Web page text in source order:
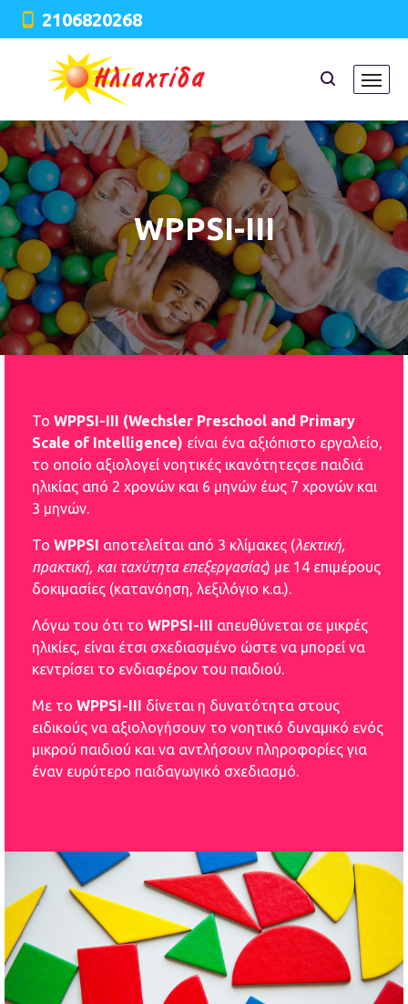
2106820268
WPPSI-III
Το WPPSI-III (Wechsler Preschool and Primary
Scale of Intelligence) είναι ένα αξιόπιστο εργαλείο,
το οποίο αξιολογεί νοητικές ικανότητεςσε παιδιά
ηλικίας από 2 χρονών και 6 μηνών έως 7 χρονών και
3 μηνών.
Το WPPSI αποτελείται από 3 κλίμακες (λεκτική,
πρακτική, και ταχύτητα επεξεργασίας) με 14 επιμέρους
δοκιμασίες (κατανόηση, λεξιλόγιο κ.α.).
Λόγω του ότι το WPPSI-III απευθύνεται σε μικρές
ηλικίες, είναι έτσι σχεδιασμένο ώστε να μπορεί να
κεντρίσει το ενδιαφέρον του παιδιού.
Με το WPPSI-III δίνεται η δυνατότητα στους
ειδικούς να αξιολογήσουν το νοητικό δυναμικό ενός
μικρού παιδιού και να αντλήσουν πληροφορίες για
έναν ευρύτερο παιδαγωγικό σχεδιασμό.